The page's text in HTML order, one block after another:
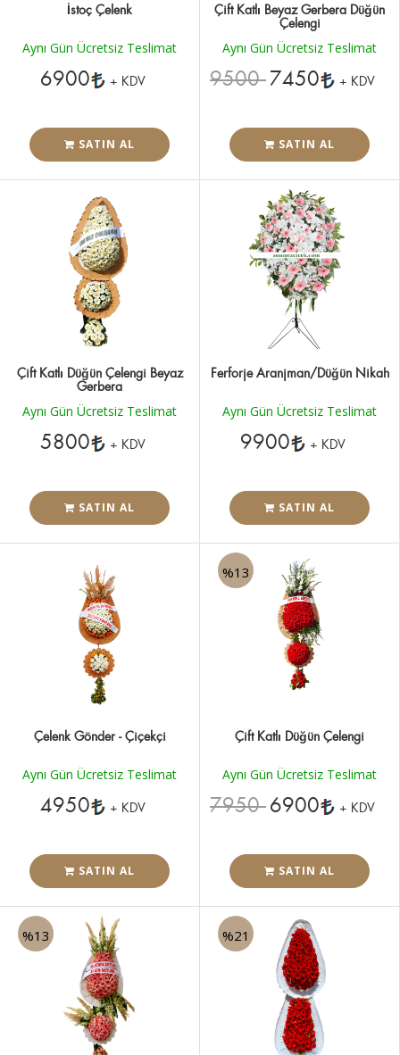
İstoç Çelenk
Aynı Gün Ücretsiz Teslimat
6900 + KDV
SATIN AL
Çift Katlı Beyaz Gerbera Düğün
Çelengi
Aynı Gün Ücretsiz Teslimat
95007450 + KDV
SATIN AL
Çift Katlı Düğün Çelengi Beyaz
Gerbera
Aynı Gün Ücretsiz Teslimat
5800 + KDV
SATIN AL
Ferforje Aranjman/Düğün Nikah
Aynı Gün Ücretsiz Teslimat
9900 + KDV
SATIN AL
Çelenk Gönder - Çiçekçi
Aynı Gün Ücretsiz Teslimat
4950 + KDV
SATIN AL
%13
Çift Katlı Düğün Çelengi
Aynı Gün Ücretsiz Teslimat
79506900 + KDV
SATIN AL
%13 %21